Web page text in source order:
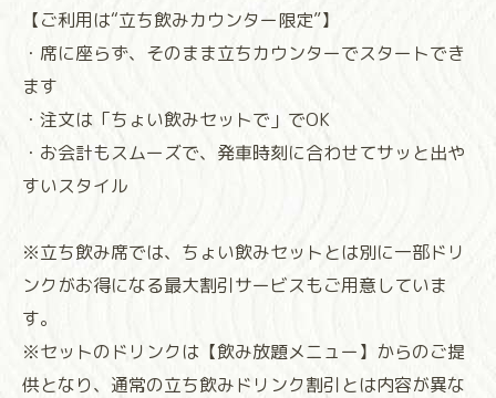
【ご利用は“立ち飲みカウンター限定”】
・席に座らず、そのまま立ちカウンターでスタートでき
ます
・注文は「ちょい飲みセットで」でOK
・お会計もスムーズで、発車時刻に合わせてサッと出や
すいスタイル
※立ち飲み席では、ちょい飲みセットとは別に一部ドリ
ンクがお得になる最大割引サービスもご用意していま
す。
※セットのドリンクは【飲み放題メニュー】からのご提
供となり、通常の立ち飲みドリンク割引とは内容が異な